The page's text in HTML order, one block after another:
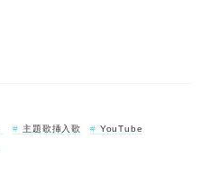
主題歌挿入歌
YouTube